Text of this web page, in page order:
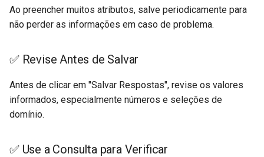
Ao preencher muitos atributos, salve periodicamente para
não perder as informações em caso de problema.
✅ Revise Antes de Salvar
Antes de clicar em "Salvar Respostas", revise os valores
informados, especialmente números e seleções de
domínio.
✅ Use a Consulta para Verificar